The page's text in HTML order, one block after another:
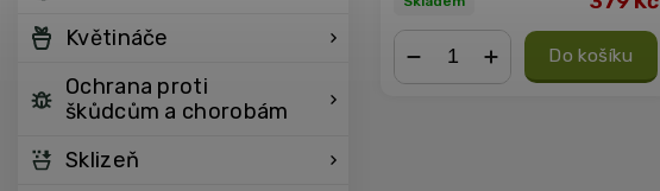
Květináče
Ochrana proti
škůdcům a chorobám
Sklizeň
Do košíku